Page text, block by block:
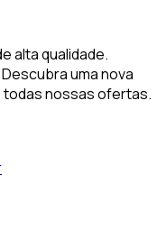
alta qualidade.
uma nova
nossas ofertas.